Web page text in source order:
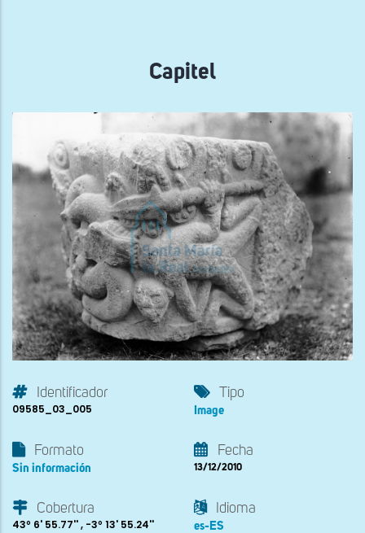
navegaciónCapitel
Identificador
09585_03_005
Tipo
Image
Formato
Sin información
Fecha
13/12/2010
Cobertura
43º 6' 55.77'' , -3º 13' 55.24''
Idioma
es-ES